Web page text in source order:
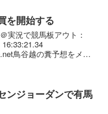
を開始する
実況で競馬板アウト：
鳥谷越の糞予想をメイ
ンジョーダンで有馬